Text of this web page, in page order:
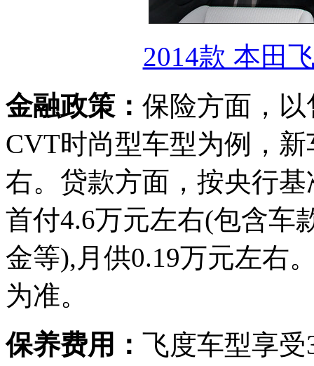
2014款 本田
金融政策： 保险方面，以
CVT时尚型车型为例，
右。贷款方面，按央行
首付4.6万元左右(包含车
金等),月供0.19万元左右
为准。
保养费用： 飞度车型享